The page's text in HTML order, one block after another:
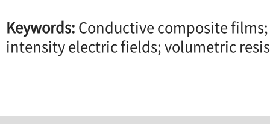
Keywords:Conductive composite
intensity electric fields; volumetric